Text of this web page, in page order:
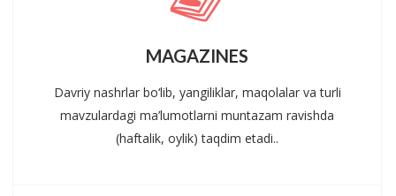
MAGAZINES
Davriy nashrlar bo‘lib, yangiliklar, maqolalar va turli
mavzulardagi ma’lumotlarni muntazam ravishda
(haftalik, oylik) taqdim etadi..